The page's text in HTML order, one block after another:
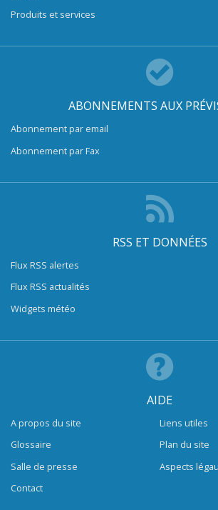
Produits et services
ABONNEMENTS AUX
Abonnement par email
Abonnement par Fax
RSS ET DONNÉES
Flux RSS alertes
Flux RSS actualités
Widgets météo
AIDE
A propos du site
Glossaire
Salle de presse
Contact
Liens utiles
Plan du site
Aspects